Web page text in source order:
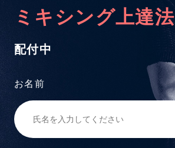
ミキシング上達法
配付中
お名前